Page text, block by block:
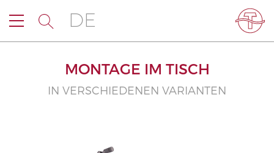
DE
MONTAGE IM TISCH
IN VERSCHIEDENEN VARIANTEN